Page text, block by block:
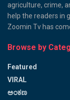
agriculture, crime,
help the readers in
Zoomin Tv has
Browse by
Featured
VIRAL
ಅಂಕಣ